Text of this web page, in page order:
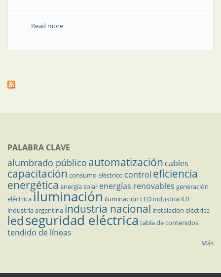
Read moreabout Unidades de medición fasorial: ¿qué son y para
PALABRA CLAVE
alumbrado público automatización cables
capacitación consumo eléctrico control eficiencia
energética energía solar energías renovables generación
eléctricailuminación iluminación LED industria 4.0
industria argentina industria nacional instalación eléctrica
ledseguridad eléctrica tabla de contenidos
tendido de líneas
Más